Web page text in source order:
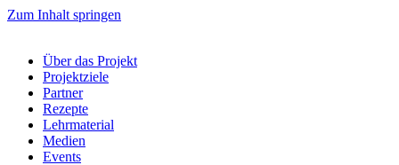
Zum Inhalt springen
Über das Projekt
Projektziele
Partner
Rezepte
Lehrmaterial
Medien
Events